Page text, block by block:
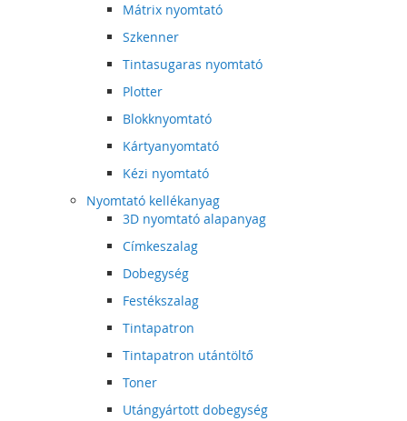
Mátrix nyomtató
Szkenner
Tintasugaras nyomtató
Plotter
Blokknyomtató
Kártyanyomtató
Kézi nyomtató
Nyomtató kellékanyag
3D nyomtató alapanyag
Címkeszalag
Dobegység
Festékszalag
Tintapatron
Tintapatron utántöltő
Toner
Utángyártott dobegység